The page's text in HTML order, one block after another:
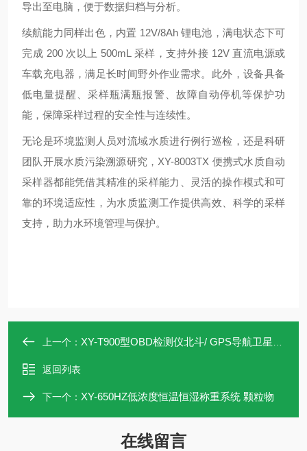
导出至电脑，便于数据归档与分析。
续航能力同样出色，内置 12V/8Ah 锂电池，满电状态下可
完成 200 次以上 500mL 采样，支持外接 12V 直流电源或
车载充电器，满足长时间野外作业需求。此外，设备具备
低电量提醒、采样瓶满瓶报警、故障自动停机等保护功
能，保障采样过程的安全性与连续性。
无论是环境监测人员对流域水质进行例行巡检，还是科研
团队开展水质污染溯源研究，XY-8003TX 便携式水质自动
采样器都能凭借其精准的采样能力、灵活的操作模式和可
靠的环境适应性，为水质监测工作提供高效、科学的采样
支持，助力水环境管理与保护。
上一个： XY-T900型OBD检测仪北斗/ GPS导航卫星系统
返回列表
下一个： XY-650HZ低浓度恒温恒湿称重系统 颗粒物
在线留言